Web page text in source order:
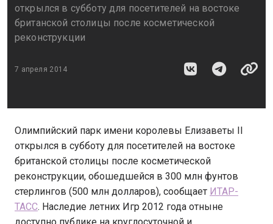
открылся в субботу для посетителей на востоке
британской столицы после косметической
реконструкции
7 апреля 2014
Олимпийский парк имени королевы Елизаветы II
открылся в субботу для посетителей на востоке
британской столицы после косметической
реконструкции, обошедшейся в 300 млн фунтов
стерлингов (500 млн долларов), сообщает ИТАР-
ТАСС. Наследие летних Игр 2012 года отныне